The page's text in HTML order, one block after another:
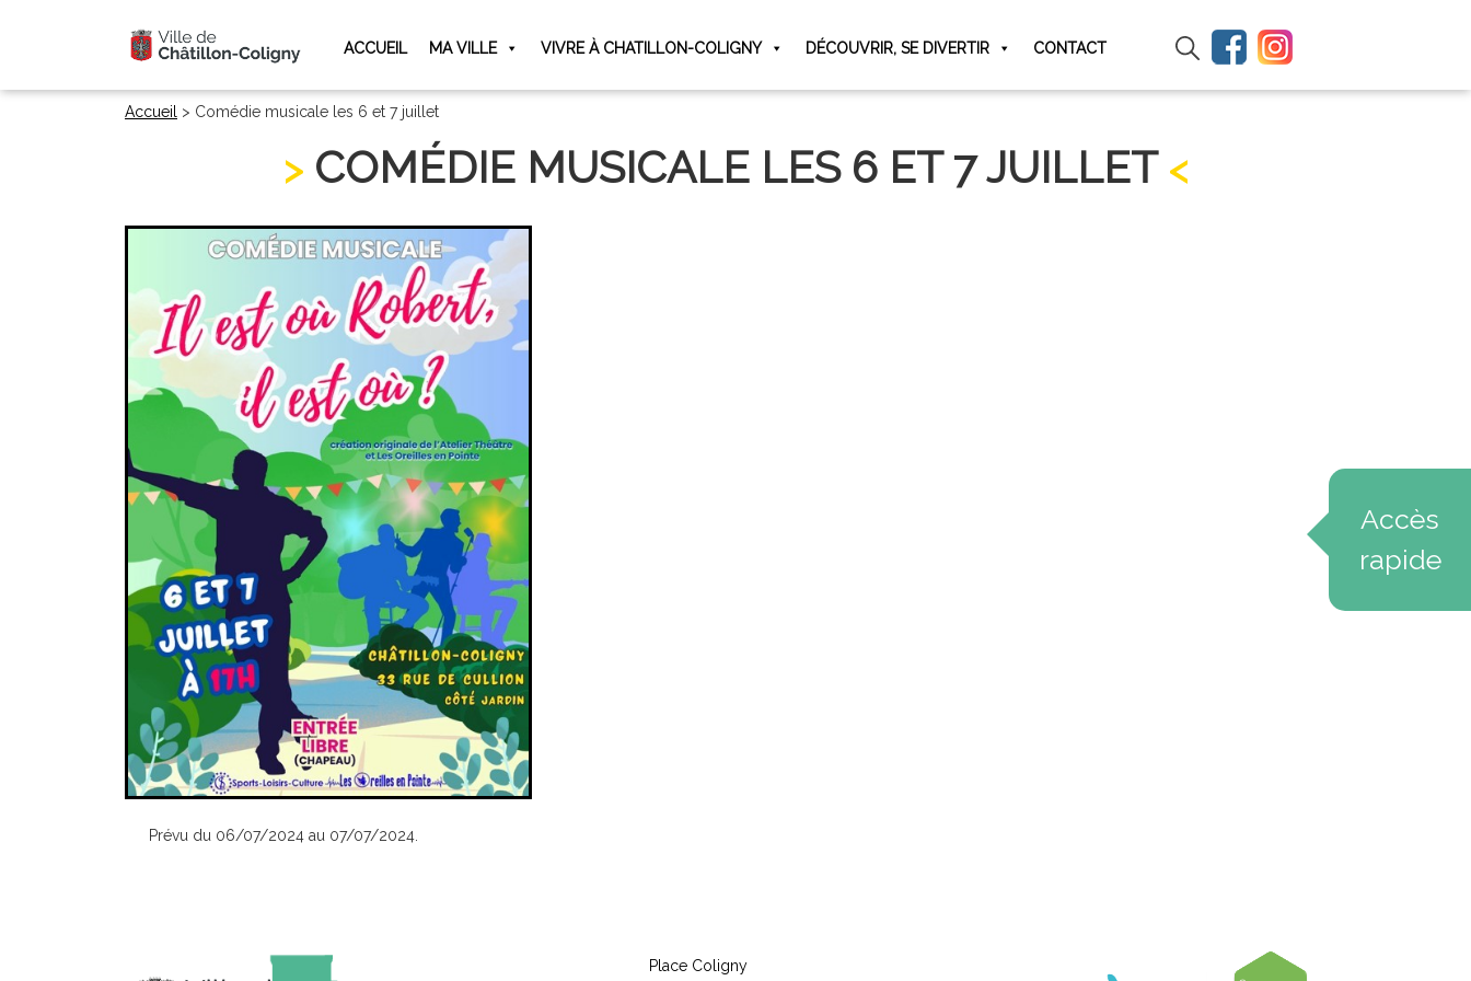
ACCUEIL MA VILLE VIVRE À CHATILLON-COLIGNY DÉCOUVRIR, SE DIVERTIR CONTACT
Accueil > Comédie musicale les 6 et 7 juillet
COMÉDIE MUSICALE LES 6 ET 7 JUILLET
Prévu du 06/07/2024 au 07/07/2024.
Place Coligny
Accès
rapide